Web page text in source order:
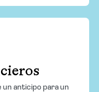
anticipo para un